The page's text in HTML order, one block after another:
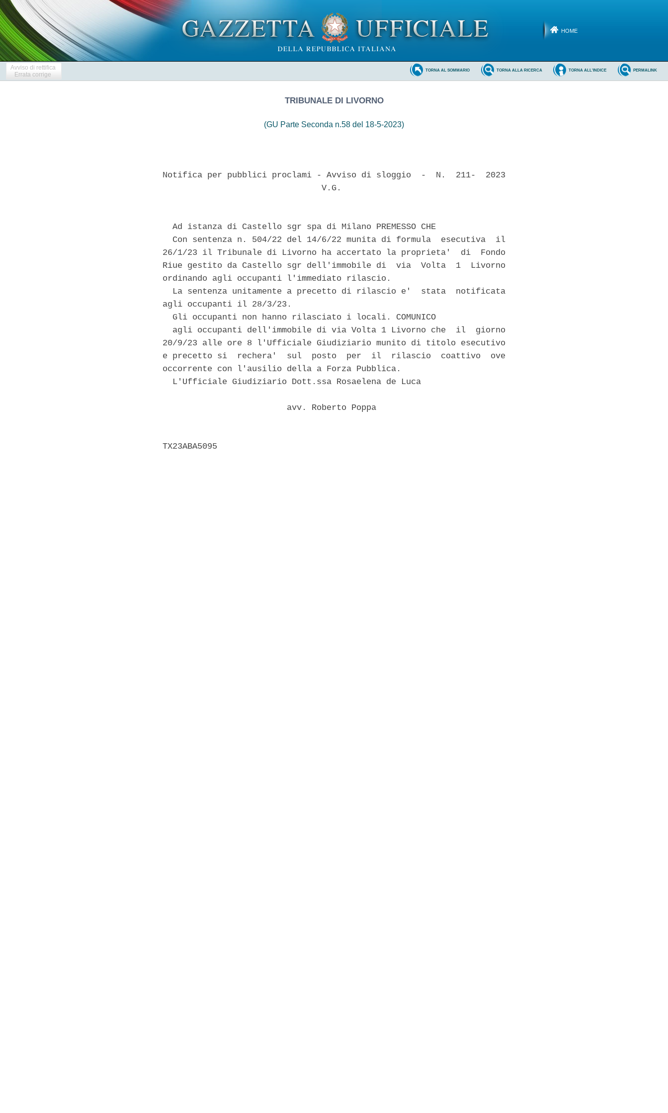
HOME
Avviso di rettifica
Errata corrige
PERMALINK
TORNA ALL'INDICE
TORNA ALLA RICERCA
TORNA AL SOMMARIO
TRIBUNALE DI LIVORNO
(GU Parte Seconda n.58 del 18-5-2023)
Notifica per pubblici proclami - Avviso di sloggio  -  N.  211-  2023
                                V.G.
  Ad istanza di Castello sgr spa di Milano PREMESSO CHE
  Con sentenza n. 504/22 del 14/6/22 munita di formula  esecutiva  il
26/1/23 il Tribunale di Livorno ha accertato la proprieta'  di  Fondo
Riue gestito da Castello sgr dell'immobile di  via  Volta  1  Livorno
ordinando agli occupanti l'immediato rilascio.
  La sentenza unitamente a precetto di rilascio e'  stata  notificata
agli occupanti il 28/3/23.
  Gli occupanti non hanno rilasciato i locali. COMUNICO
  agli occupanti dell'immobile di via Volta 1 Livorno che  il  giorno
20/9/23 alle ore 8 l'Ufficiale Giudiziario munito di titolo esecutivo
e precetto si  rechera'  sul  posto  per  il  rilascio  coattivo  ove
occorrente con l'ausilio della a Forza Pubblica.
  L'Ufficiale Giudiziario Dott.ssa Rosaelena de Luca
                         avv. Roberto Poppa